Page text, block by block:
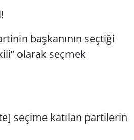
başkanının seçtiği
olarak seçmek
seçime katılan partilerin